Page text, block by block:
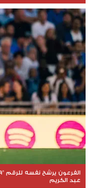
عبد الكريم